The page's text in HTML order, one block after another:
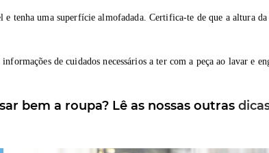
e tenha uma superfície almofadada. Certifica-te de que a altura
de cuidados necessários a ter com a peça ao lavar e
bem a roupa? Lê as nossas outras